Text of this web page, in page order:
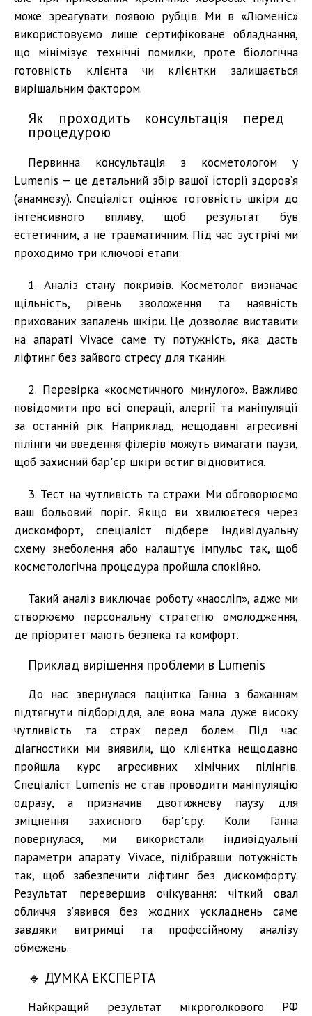
може зреагувати появою рубців. Ми в «Люменіс»
використовуємо лише сертифіковане обладнання,
що мінімізує технічні помилки, проте біологічна
готовність клієнта чи клієнтки залишається
вирішальним фактором.
Як проходить консультація перед
процедурою
Первинна консультація з косметологом у
Lumenis — це детальний збір вашої історії здоров’я
(анамнезу). Спеціаліст оцінює готовність шкіри до
інтенсивного впливу, щоб результат був
естетичним, а не травматичним. Під час зустрічі ми
проходимо три ключові етапи:
1. Аналіз стану покривів. Косметолог визначає
щільність, рівень зволоження та наявність
прихованих запалень шкіри. Це дозволяє виставити
на апараті Vivace саме ту потужність, яка дасть
ліфтинг без зайвого стресу для тканин.
2. Перевірка «косметичного минулого». Важливо
повідомити про всі операції, алергії та маніпуляції
за останній рік. Наприклад, нещодавні агресивні
пілінги чи введення філерів можуть вимагати паузи,
щоб захисний бар'єр шкіри встиг відновитися.
3. Тест на чутливість та страхи. Ми обговорюємо
ваш больовий поріг. Якщо ви хвилюєтеся через
дискомфорт, спеціаліст підбере індивідуальну
схему знеболення або налаштує імпульс так, щоб
косметологічна процедура пройшла спокійно.
Такий аналіз виключає роботу «наосліп», адже ми
створюємо персональну стратегію омолодження,
де пріоритет мають безпека та комфорт.
Приклад вирішення проблеми в Lumenis
До нас звернулася пацінтка Ганна з бажанням
підтягнути підборіддя, але вона мала дуже високу
чутливість та страх перед болем. Під час
діагностики ми виявили, що клієнтка нещодавно
пройшла курс агресивних хімічних пілінгів.
Спеціаліст Lumenis не став проводити маніпуляцію
одразу, а призначив двотижневу паузу для
зміцнення захисного бар'єру. Коли Ганна
повернулася, ми використали індивідуальні
параметри апарату Vivace, підібравши потужність
так, щоб забезпечити ліфтинг без дискомфорту.
Результат перевершив очікування: чіткий овал
обличчя з’явився без жодних ускладнень саме
завдяки витримці та професійному аналізу
обмежень.
🔹 ДУМКА ЕКСПЕРТА
Найкращий результат мікроголкового РФ